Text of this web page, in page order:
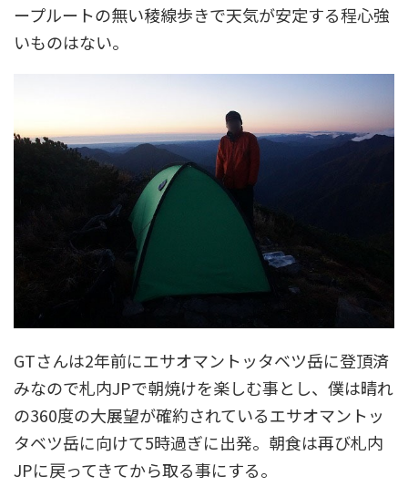
ープルートの無い稜線歩きで天気が安定する程心強
いものはない。
GTさんは2年前にエサオマントッタベツ岳に登頂済
みなので札内JPで朝焼けを楽しむ事とし、僕は晴れ
の360度の大展望が確約されているエサオマントッ
タベツ岳に向けて5時過ぎに出発。朝食は再び札内
JPに戻ってきてから取る事にする。